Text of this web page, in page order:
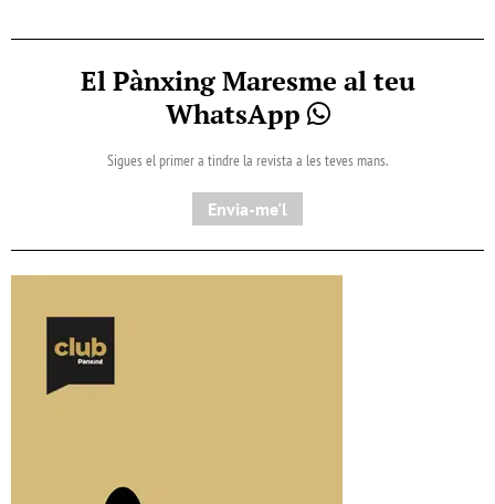
El Pànxing Maresme al teu
WhatsApp
Sigues el primer a tindre la revista a les teves mans.
Envia-me'l